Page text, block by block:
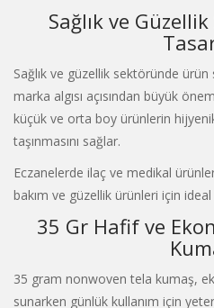
Sağlık ve
Sağlık ve güzellik sektöründe
marka algısı açısından büyük
küçük ve orta boy ürünlerin
taşınmasını sağlar.
Eczanelerde ilaç ve medikal
bakım ve güzellik ürünleri için
35 Gr Hafif ve
35 gram nonwoven tela kumaş,
sunarken günlük kullanım için